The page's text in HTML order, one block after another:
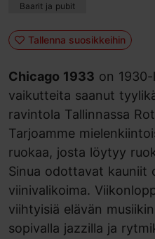
Baarit ja pubit
Tallenna suosikkeihin
Chicago 1933 on
vaikutteita saanut
ravintola Tallinnassa
Tarjoamme
ruokaa, josta löytyy
Sinua odottavat kauniit
viinivalikoima.
viihtyisiä elävän
sopivalla jazzilla ja